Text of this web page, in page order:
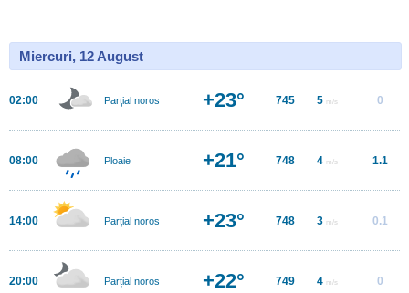
Miercuri, 12 August
02:00 Parţial noros +23° 745 5 m/s 0
08:00 Ploaie +21° 748 4 m/s 1.1
14:00 Parțial noros +23° 748 3 m/s 0.1
20:00 Parțial noros +22° 749 4 m/s 0